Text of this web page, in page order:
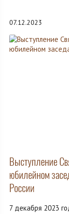
07.12.2023
Выступление
юбилейном
России
7 декабря 2023